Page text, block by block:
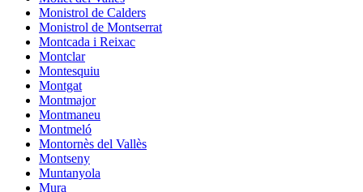
Monistrol de Calders
Monistrol de Montserrat
Montcada i Reixac
Montclar
Montesquiu
Montgat
Montmajor
Montmaneu
Montmeló
Montornès del Vallès
Montseny
Muntanyola
Mura